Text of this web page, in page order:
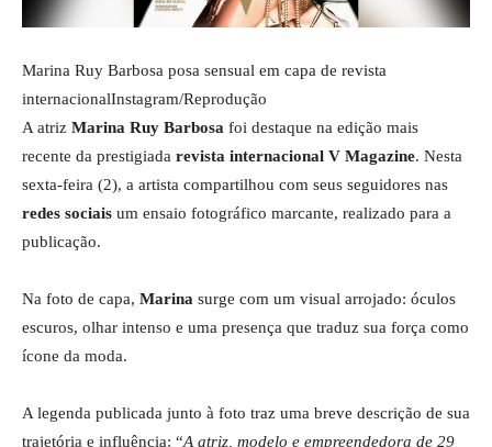
Marina Ruy Barbosa posa sensual em capa de revista
internacionalInstagram/Reprodução
A atriz Marina Ruy Barbosa foi destaque na edição mais
recente da prestigiada revista internacional V Magazine. Nesta
sexta-feira (2), a artista compartilhou com seus seguidores nas
redes sociais um ensaio fotográfico marcante, realizado para a
publicação.
Na foto de capa, Marina surge com um visual arrojado: óculos
escuros, olhar intenso e uma presença que traduz sua força como
ícone da moda.
A legenda publicada junto à foto traz uma breve descrição de sua
trajetória e influência: “A atriz, modelo e empreendedora de 29